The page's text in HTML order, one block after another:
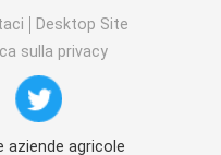
Desktop Site
sulla privacy
aziende agricole